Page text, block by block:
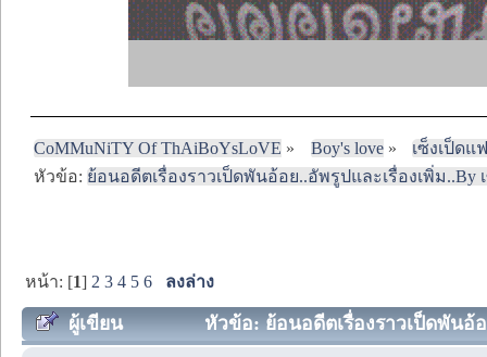
CoMMuNiTY Of ThAiBoYsLoVE » Boy's love»
เซ็งเป็ด
หัวข้อ: ย้อนอดีตเรื่องราวเป็ดพันอ้อย..อัพรูปและเรื่องเพิ่ม..By เ
หน้า: [1] 2 3 4 5 6 ลงล่าง
ผู้เขียน หัวข้อ: ย้อนอดีตเรื่องราวเป็ดพันอ้อ